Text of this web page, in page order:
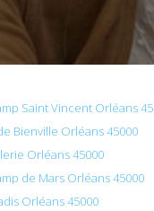
Saint Vincent Orléans
Bienville Orléans 45000
Orléans 45000
de Mars Orléans 45000
Orléans 45000